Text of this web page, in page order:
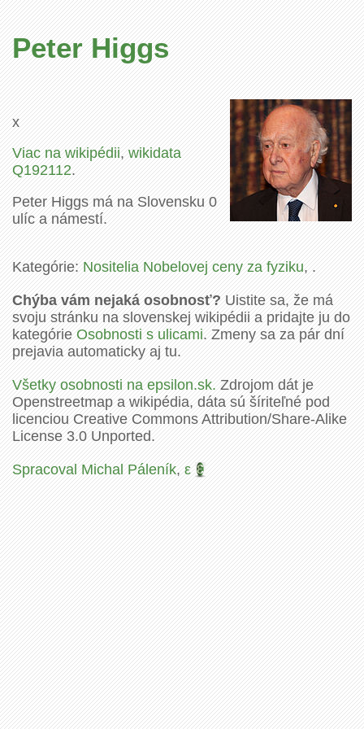
Peter Higgs
x
Viac na wikipédii,wikidata
Q192112.
Peter Higgs má na Slovensku 0
ulíc a námestí.
Kategórie:Nositelia Nobelovej ceny za fyziku, .
Chýba vám nejaká osobnosť?Uistite sa, že má
svoju stránku na slovenskej wikipédii a pridajte ju do
kategórieOsobnosti s ulicami. Zmeny sa za pár dní
prejavia automaticky aj tu.
Všetky osobnosti na epsilon.sk.Zdrojom dát je
Openstreetmap a wikipédia, dáta sú šíriteľné pod
licenciou Creative Commons Attribution/Share-Alike
License 3.0 Unported.
Spracoval Michal Páleník,ε